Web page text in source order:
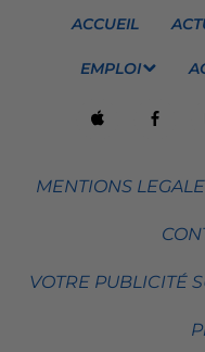
ACCUEIL
EMPLOI
MENTIONS
VOTRE PUBLICITÉ